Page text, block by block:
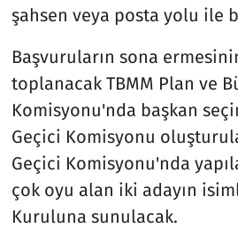
şahsen veya posta yolu ile
Başvuruların sona
toplanacak TBMM Plan ve
Komisyonu'nda başkan
Geçici Komisyonu
Geçici Komisyonu'nda
çok oyu alan iki adayın
Kuruluna sunulacak.